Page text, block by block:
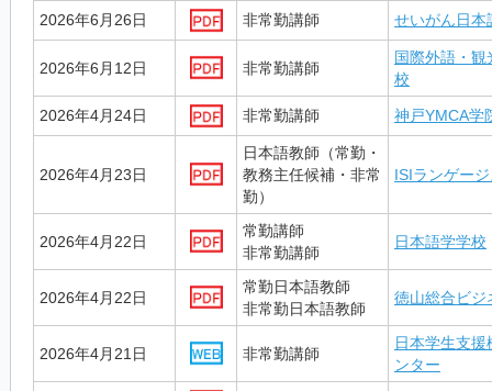
2026年6月26日 非常勤講師 せいがん日本
2026年6月12日 非常勤講師
国際外語・
校
2026年4月24日 非常勤講師 神戸YMCA学
2026年4月23日
日本語教師（常勤・
教務主任候補・非常
勤）
ISIランゲー
2026年4月22日
常勤講師
非常勤講師
日本語学学校
2026年4月22日
常勤日本語教師
非常勤日本語教師
徳山総合ビジ
2026年4月21日 非常勤講師
日本学生支
ンター